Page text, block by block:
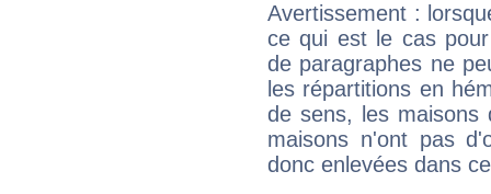
Avertissement :
ce qui est le cas
de paragraphes ne
les répartitions en
de sens, les maisons
maisons n'ont pas
donc enlevées dans